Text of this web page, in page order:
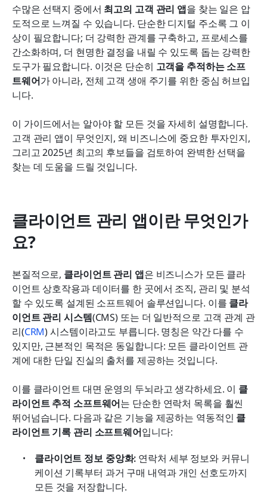
수많은 선택지 중에서 최고의 고객 관리 앱을 찾는 일은 압
도적으로 느껴질 수 있습니다. 단순한 디지털 주소록 그 이
상이 필요합니다; 더 강력한 관계를 구축하고, 프로세스를
간소화하며, 더 현명한 결정을 내릴 수 있도록 돕는 강력한
도구가 필요합니다. 이것은 단순히 고객을 추적하는 소프
트웨어가 아니라, 전체 고객 생애 주기를 위한 중심 허브입
니다.
이 가이드에서는 알아야 할 모든 것을 자세히 설명합니다.
고객 관리 앱이 무엇인지, 왜 비즈니스에 중요한 투자인지,
그리고 2025년 최고의 후보들을 검토하여 완벽한 선택을
찾는 데 도움을 드릴 것입니다.
클라이언트 관리 앱이란 무엇인가
요?
본질적으로, 클라이언트 관리 앱은 비즈니스가 모든 클라
이언트 상호작용과 데이터를 한 곳에서 조직, 관리 및 분석
할 수 있도록 설계된 소프트웨어 솔루션입니다. 이를 클라
이언트 관리 시스템(CMS) 또는 더 일반적으로 고객 관계 관
리(CRM) 시스템이라고도 부릅니다. 명칭은 약간 다를 수
있지만, 근본적인 목적은 동일합니다: 모든 클라이언트 관
계에 대한 단일 진실의 출처를 제공하는 것입니다.
이를 클라이언트 대면 운영의 두뇌라고 생각하세요. 이 클
라이언트 추적 소프트웨어는 단순한 연락처 목록을 훨씬
뛰어넘습니다. 다음과 같은 기능을 제공하는 역동적인 클
라이언트 기록 관리 소프트웨어입니다:
클라이언트 정보 중앙화: 연락처 세부 정보와 커뮤니
케이션 기록부터 과거 구매 내역과 개인 선호도까지
모든 것을 저장합니다.